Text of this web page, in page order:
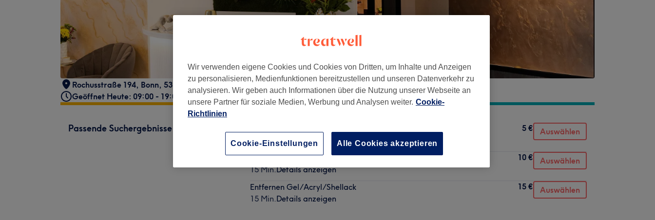
Rochusstraße 194, Bonn, 53123
Geöffnet Heute: 09:00 - 19:00
Passende Suchergebnisse
15 Min.Details anzeigen
5 € Auswählen
French
15 Min.Details anzeigen
10 € Auswählen
Entfernen Gel/Acryl/Shellack
15 Min.Details anzeigen
15 € Auswählen
Wir verwenden eigene Cookies und Cookies von Dritten, um Inhalte und Anzeigen
zu personalisieren, Medienfunktionen bereitzustellen und unseren Datenverkehr zu
analysieren. Wir geben auch Informationen über die Nutzung unserer Webseite an
unsere Partner für soziale Medien, Werbung und Analysen weiter. Cookie-
Richtlinien
Cookie-Einstellungen Alle Cookies akzeptieren